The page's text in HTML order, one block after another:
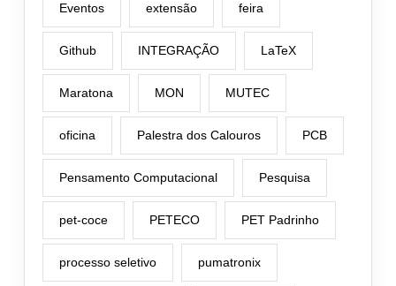
Eventos extensão feira
Github INTEGRAÇÃO LaTeX
Maratona MON MUTEC
oficina Palestra dos Calouros PCB
Pensamento Computacional Pesquisa
pet-coce PETECO PET Padrinho
processo seletivo pumatronix